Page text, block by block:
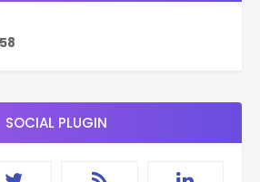
58
SOCIAL PLUGIN